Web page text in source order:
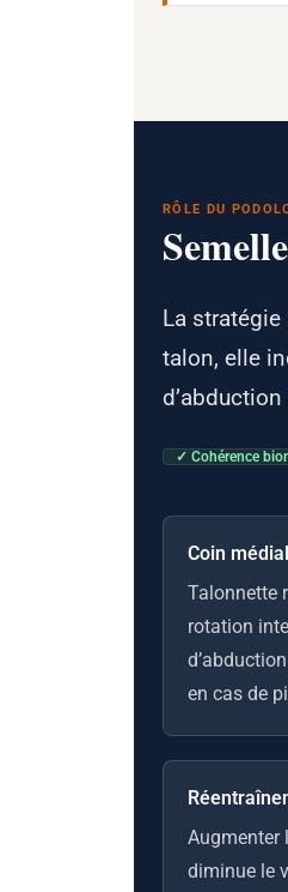
RÔLE DU
La
talon, elle
✓ Cohérence
Coin
Talonnette
rotation
en cas de
Augmenter
diminue le